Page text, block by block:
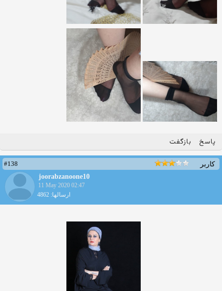
پاسخ بازگفت
کاربر
#138
joorabzanoone10
11 May 2020 02:47
ارسالها: 4862